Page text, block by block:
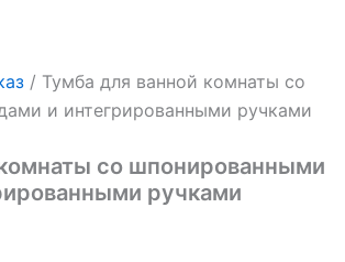
/ Тумба для ванной комнаты со
и интегрированными ручками
со шпонированными
ручками